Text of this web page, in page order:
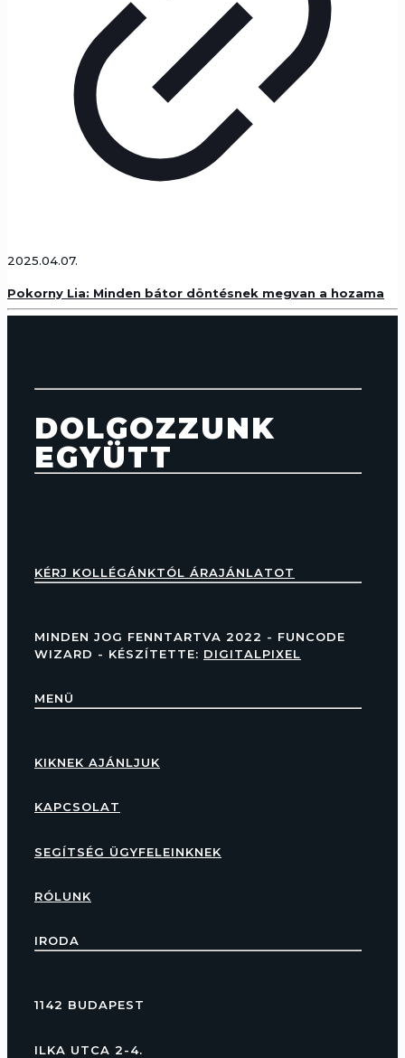
2025.04.07.
Pokorny Lia: Minden bátor döntésnek megvan a hozama
DOLGOZZUNK
EGYÜTT
KÉRJ KOLLÉGÁNKTÓL ÁRAJÁNLATOT
MINDEN JOG FENNTARTVA 2022 - FUNCODE
WIZARD - KÉSZÍTETTE: DIGITALPIXEL
MENÜ
KIKNEK AJÁNLJUK
KAPCSOLAT
SEGÍTSÉG ÜGYFELEINKNEK
RÓLUNK
IRODA
1142 BUDAPEST
ILKA UTCA 2-4.